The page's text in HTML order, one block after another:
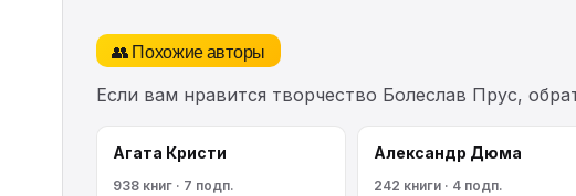
👥 Похожие авторы
Если вам нравится творчество Болеслав Прус,
Агата Кристи
938 книг · 7 подп.
Александр Дюма
242 книги · 4 подп.